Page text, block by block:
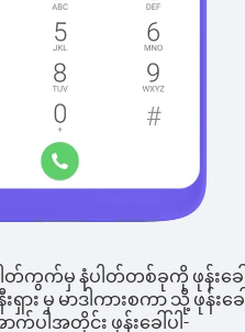
ါတ်ကွက်မှ နံပါတ်တစ်ခုကို ဖုန်းခေါ်
ား မှ မာဒါကားစကာ သို့ ဖုန်းခေါ်
က်ပါအတိုင်း ဖုန်းခေါ်ပါ-